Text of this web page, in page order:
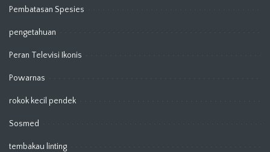
Pembatasan Spesies
pengetahuan
Peran Televisi Ikonis
Powarnas
rokok kecil pendek
Sosmed
tembakau linting